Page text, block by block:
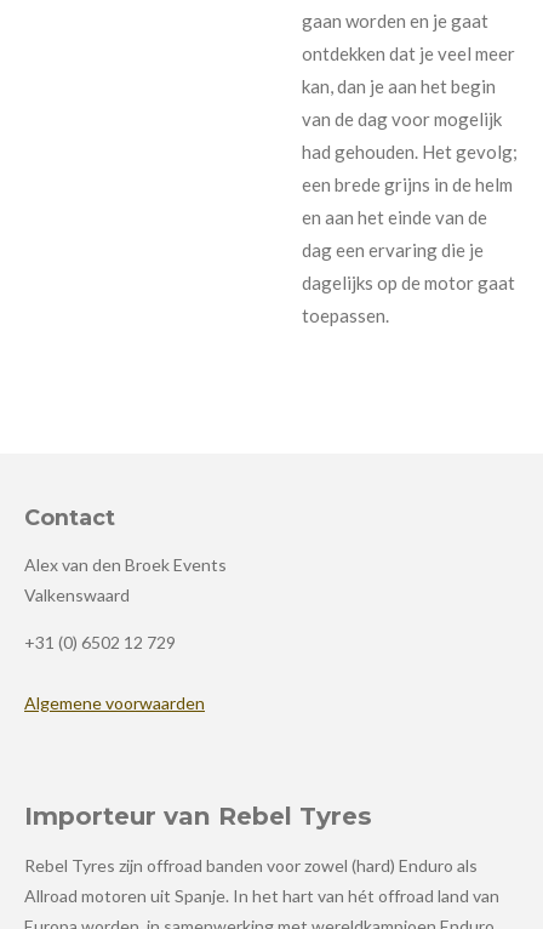
gaan worden en je gaat
ontdekken dat je veel meer
kan, dan je aan het begin
van de dag voor mogelijk
had gehouden. Het gevolg;
een brede grijns in de helm
en aan het einde van de
dag een ervaring die je
dagelijks op de motor gaat
toepassen.
Contact
Alex van den Broek Events
Valkenswaard
+31 (0) 6502 12 729
Algemene voorwaarden
Importeur van Rebel Tyres
Rebel Tyres zijn offroad banden voor zowel (hard) Enduro als
Allroad motoren uit Spanje. In het hart van hét offroad land van